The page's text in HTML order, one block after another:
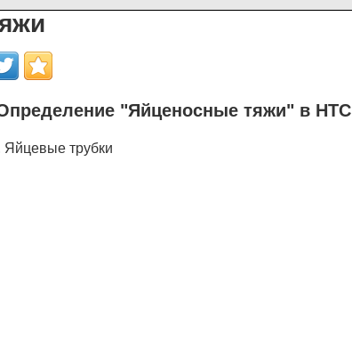
"Яйценосные тяжи" в НТС
Яйцевые трубки